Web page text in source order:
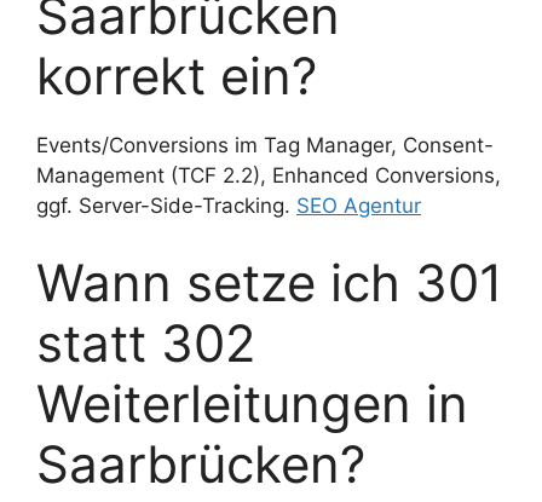
Saarbrücken
korrekt ein?
Events/Conversions im Tag Manager, Consent-
Management (TCF 2.2), Enhanced Conversions,
ggf. Server-Side-Tracking. SEO Agentur
Wann setze ich 301
statt 302
Weiterleitungen in
Saarbrücken?